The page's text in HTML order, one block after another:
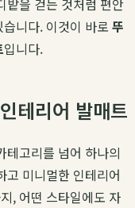
밭을 걷는 것처럼 편안
니다. 이것이 바로 뚜
입니다.
테리어 발매트
고리를 넘어 하나의
고 미니멀한 인테리어
, 어떤 스타일에도 자